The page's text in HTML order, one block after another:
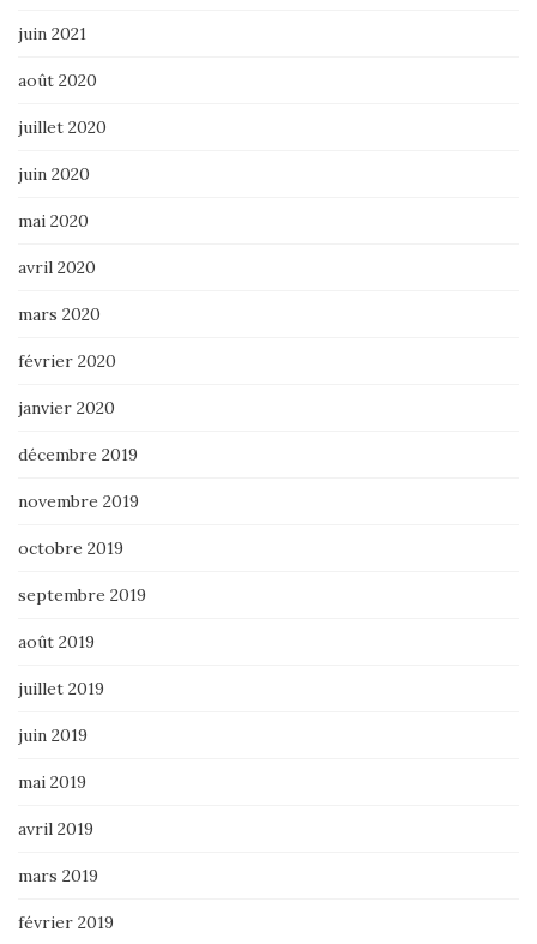
juin 2021
août 2020
juillet 2020
juin 2020
mai 2020
avril 2020
mars 2020
février 2020
janvier 2020
décembre 2019
novembre 2019
octobre 2019
septembre 2019
août 2019
juillet 2019
juin 2019
mai 2019
avril 2019
mars 2019
février 2019